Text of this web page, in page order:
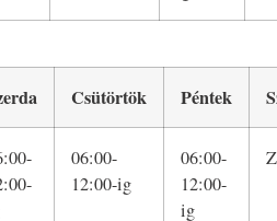
Csütörtök Péntek
06:00-
12:00-ig
06:00-
12:00-
ig